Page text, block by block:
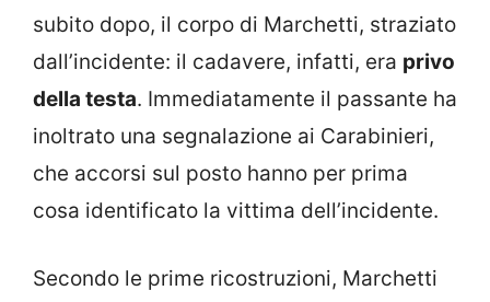
subito dopo, il corpo di Marchetti, straziato
dall’incidente: il cadavere, infatti, era privo
della testa. Immediatamente il passante ha
inoltrato una segnalazione ai Carabinieri,
che accorsi sul posto hanno per prima
cosa identificato la vittima dell’incidente.
Secondo le prime ricostruzioni, Marchetti